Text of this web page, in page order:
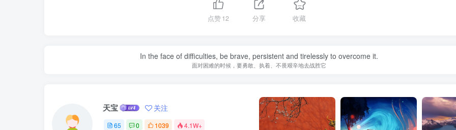
点赞12 分享 收藏
In the face of difficulties, be brave, persistent and tirelessly to overcome it.
面对困难的时候，要勇敢、执着、不畏艰辛地去战胜它
天宝 关注
65 0 1039 4.1W+